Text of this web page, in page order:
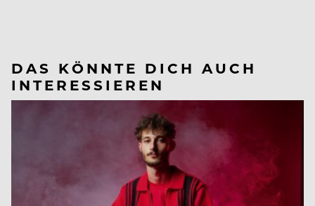
DAS KÖNNTE DICH AUCH
INTERESSIEREN